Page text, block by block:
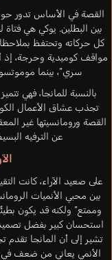
القصة في الأساس تدور حول
بين البطلين. يوكي هي
كل حركاته وتحتفظ
مواقف كوميدية وحرجة، إذ
سري”، بينما
بالنسبة للمانجا، فهي
تجذب عشاق الأعمال
القصة ورومانسيتها غير
عن الترفيه
على صعيد الآراء، كانت
بين محبي الأنميات
وممتع” ولكنه قد يكون
استحسان كبير بفضل
تشير إلى أن المانجا تقدم
الأنمي يعاني من ضعف